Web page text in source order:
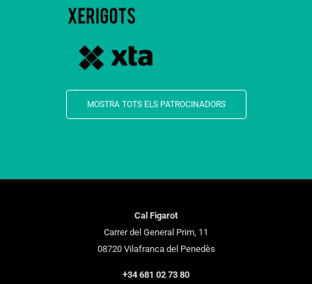
MOSTRA TOTS ELS PATROCINADORS
Cal Figarot
Carrer del General Prim, 11
08720 Vilafranca del Penedès
+34 681 02 73 80